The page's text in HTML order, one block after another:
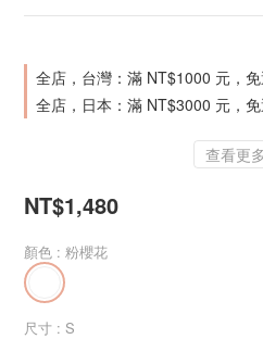
全店，台灣：滿 NT$1000 元，
全店，日本：滿 NT$3000 元，
查看更多
NT$1,480
顏色 : 粉櫻花
尺寸 : S